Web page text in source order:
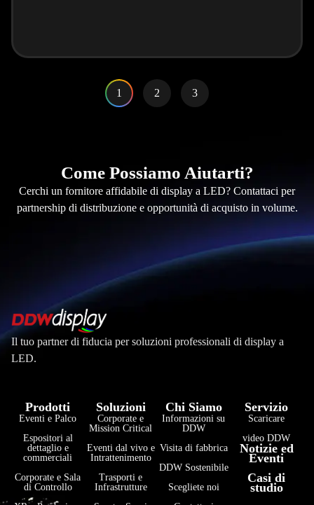
1 2 3
Come Possiamo Aiutarti?
Cerchi un fornitore affidabile di display a LED? Contattaci per
partnership di distribuzione e opportunità di acquisto in volume.
Il tuo partner di fiducia per soluzioni professionali di display a
LED.
Prodotti
Eventi e Palco
Espositori al
dettaglio e
commerciali
Corporate e Sala
di Controllo
Soluzioni
Corporate e
Mission Critical
Eventi dal vivo e
Intrattenimento
Trasporti e
Infrastrutture
Chi Siamo
Informazioni su
DDW
Visita di fabbrica
DDW Sostenibile
Scegliete noi
Servizio
Scaricare
video DDW
Notizie ed
Eventi
Casi di
studio
Bahasa Indonesia
हिन्दी
فارسی